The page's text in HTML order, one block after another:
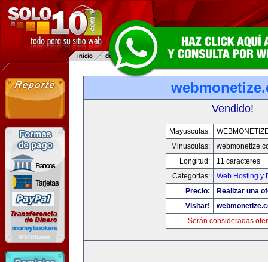
Vendido!
Mayusculas:
Minusculas:
Longitud:
11 caracteres
Categorias:
Web Hosting y
Precio:
Realizar una
Visitar!
Serán consideradas